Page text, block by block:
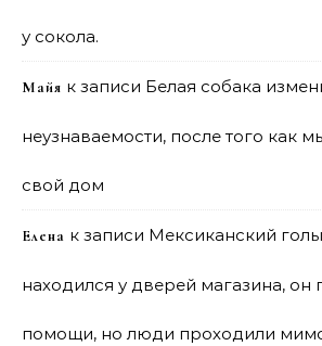
у сокола.
Майя к записи Белая собака
неузнаваемости, после того как
свой дом
Елена к записи Мексиканский
находился у дверей магазина, он
помощи, но люди проходили